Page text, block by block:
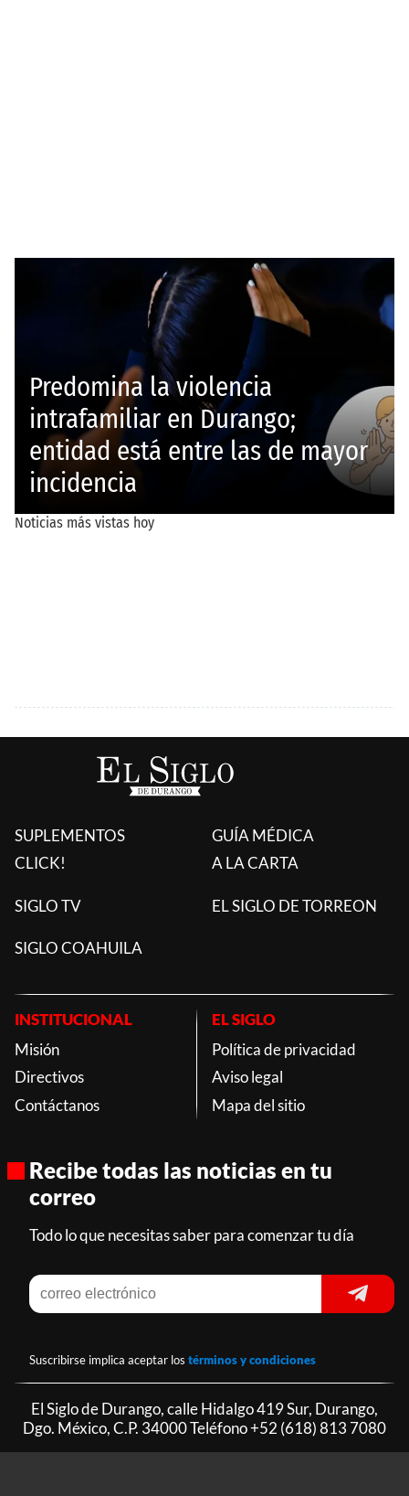
SUPLEMENTOS
CLICK!
GUÍA MÉDICA
A LA CARTA
SIGLO TV EL SIGLO DE TORREON
SIGLO COAHUILA
INSTITUCIONAL
Misión
Directivos
Contáctanos
EL SIGLO
Política de privacidad
Aviso legal
Mapa del sitio
Recibe todas las noticias en tu
correo
Todo lo que necesitas saber para comenzar tu día
Suscribirse implica aceptar los términos y condiciones
El Siglo de Durango, calle Hidalgo 419 Sur, Durango,
Dgo. México, C.P. 34000 Teléfono+52 (618) 813 7080